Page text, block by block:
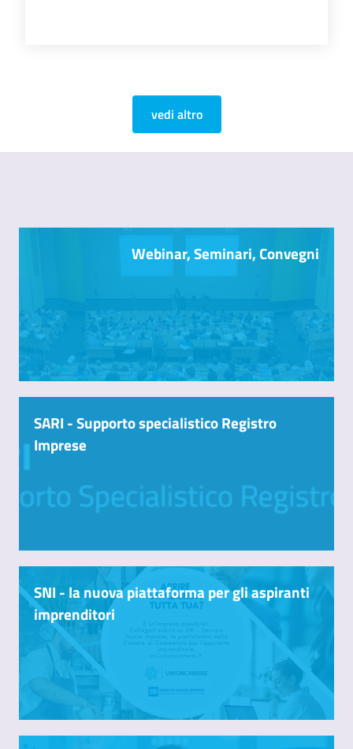
vedi altro
Webinar, Seminari, Convegni
SARI - Supporto specialistico Registro
Imprese
SNI - la nuova piattaforma per gli aspiranti
imprenditori